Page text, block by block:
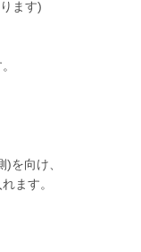
ます)
を向け、
ます。